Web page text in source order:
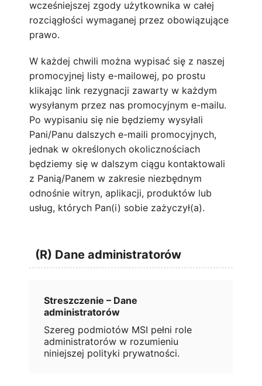
wcześniejszej zgody użytkownika w całej
rozciągłości wymaganej przez obowiązujące
prawo.
W każdej chwili można wypisać się z naszej
promocyjnej listy e-mailowej, po prostu
klikając link rezygnacji zawarty w każdym
wysyłanym przez nas promocyjnym e-mailu.
Po wypisaniu się nie będziemy wysyłali
Pani/Panu dalszych e-maili promocyjnych,
jednak w określonych okolicznościach
będziemy się w dalszym ciągu kontaktowali
z Panią/Panem w zakresie niezbędnym
odnośnie witryn, aplikacji, produktów lub
usług, których Pan(i) sobie zażyczył(a).
(R) Dane administratorów
Streszczenie – Dane
administratorów
Szereg podmiotów MSI pełni role
administratorów w rozumieniu
niniejszej polityki prywatności.